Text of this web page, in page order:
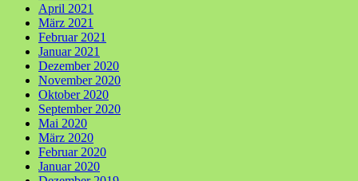
April 2021
März 2021
Februar 2021
Januar 2021
Dezember 2020
November 2020
Oktober 2020
September 2020
Mai 2020
März 2020
Februar 2020
Januar 2020